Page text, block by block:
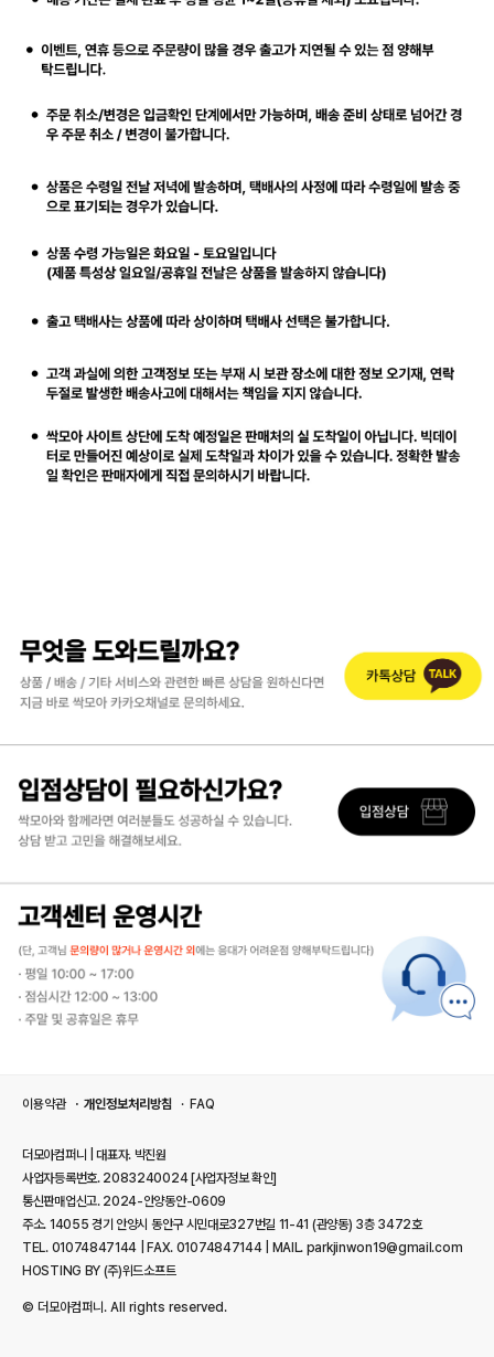
이용약관 개인정보처리방침 FAQ
더모아컴퍼니 | 대표자. 박진원
사업자등록번호. 2083240024 [사업자정보 확인]
통신판매업신고. 2024-안양동안-0609
주소. 14055 경기 안양시 동안구 시민대로327번길 11-41 (관양동) 3층 3472호
TEL. 01074847144 | FAX. 01074847144 | MAIL. parkjinwon19@gmail.com
HOSTING BY (주)위드소프트
© 더모아컴퍼니. All rights reserved.